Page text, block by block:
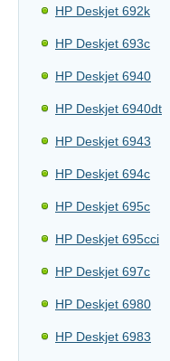
HP Deskjet 692k
HP Deskjet 693c
HP Deskjet 6940
HP Deskjet 6940dt
HP Deskjet 6943
HP Deskjet 694c
HP Deskjet 695c
HP Deskjet 695cci
HP Deskjet 697c
HP Deskjet 6980
HP Deskjet 6983